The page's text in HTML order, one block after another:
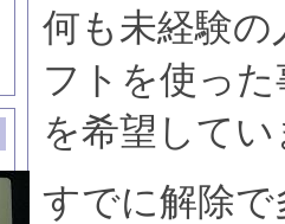
何も未経験
フトを使っ
を希望して
すでに解除